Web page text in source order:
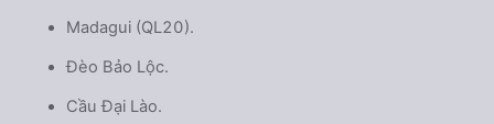
Madagui (QL20).
Đèo Bảo Lộc.
Cầu Đại Lào.